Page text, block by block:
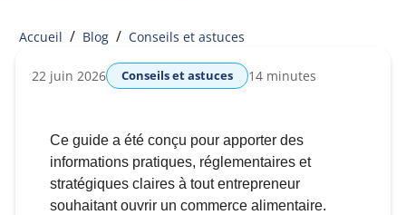
Accueil / Blog / Conseils et astuces
22 juin 2026 Conseils et astuces 14 minutes
Ce guide a été conçu pour apporter des
informations pratiques, réglementaires et
stratégiques claires à tout entrepreneur
souhaitant ouvrir un commerce alimentaire.